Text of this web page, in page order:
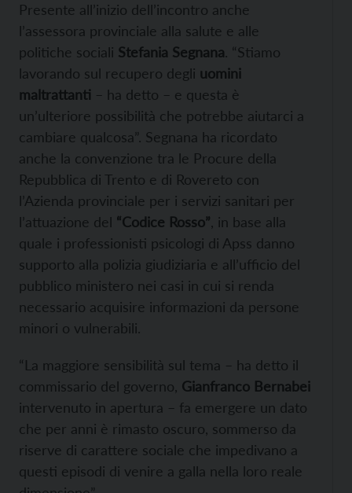
Presente all’inizio dell’incontro anche
l’assessora provinciale alla salute e alle
politiche sociali Stefania Segnana. “Stiamo
lavorando sul recupero degli uomini
maltrattanti – ha detto – e questa è
un’ulteriore possibilità che potrebbe aiutarci a
cambiare qualcosa”. Segnana ha ricordato
anche la convenzione tra le Procure della
Repubblica di Trento e di Rovereto con
l’Azienda provinciale per i servizi sanitari per
l’attuazione del “Codice Rosso” , in base alla
quale i professionisti psicologi di Apss danno
supporto alla polizia giudiziaria e all’ufficio del
pubblico ministero nei casi in cui si renda
necessario acquisire informazioni da persone
minori o vulnerabili.
“La maggiore sensibilità sul tema – ha detto il
commissario del governo, Gianfranco Bernabei
intervenuto in apertura – fa emergere un dato
che per anni è rimasto oscuro, sommerso da
riserve di carattere sociale che impedivano a
questi episodi di venire a galla nella loro reale